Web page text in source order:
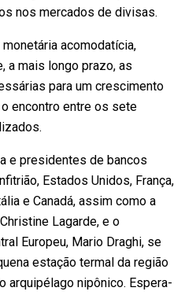
nos mercados de divisas.
acomodatícia,
a mais longo prazo, as
para um crescimento
encontro entre os sete
e presidentes de bancos
Estados Unidos, França,
e Canadá, assim como a
Lagarde, e o
Europeu, Mario Draghi, se
estação termal da região
arquipélago nipônico. Espera-